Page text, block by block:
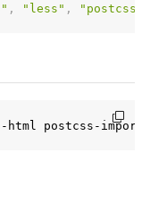
, "less" , "postcss"